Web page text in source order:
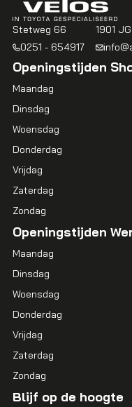
Stetweg 66
1901
0251 - 654917
Openingstijden
Maandag
Dinsdag
Woensdag
Donderdag
Vrijdag
Zaterdag
Zondag
Openingstijden
Maandag
Dinsdag
Woensdag
Donderdag
Vrijdag
Zaterdag
Zondag
Blijf op de hoogte